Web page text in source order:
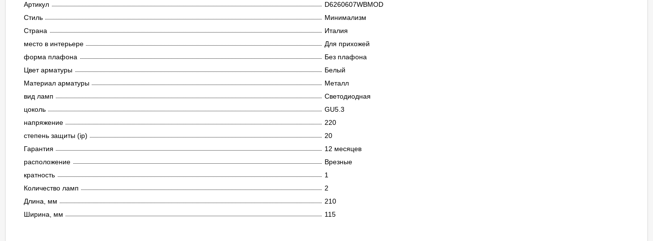
Артикул
D6260607WBMOD
Стиль
Минимализм
Страна
Италия
место в интерьере
Для прихожей
форма плафона
Без плафона
Цвет арматуры
Белый
Материал арматуры
Металл
вид ламп
Светодиодная
цоколь
GU5.3
напряжение
220
степень защиты (ip)
20
Гарантия
12 месяцев
расположение
Врезные
кратность
1
Количество ламп
2
Длина, мм
210
Ширина, мм
115